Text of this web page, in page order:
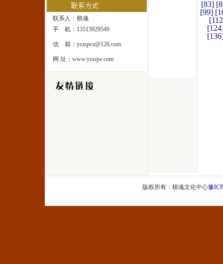
雅士象棋网
一处修身圣地！一座雅士乐园！
联系人：棋魂
手 机：13513929549
信 箱：ysxqwz@126.com
网 址：www.ysxqw.com
[83]
[99]
版权所有：棋魂文化中心豫